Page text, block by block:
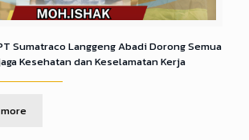
Sumatraco Langgeng Abadi Dorong Semua
Kesehatan dan Keselamatan Kerja